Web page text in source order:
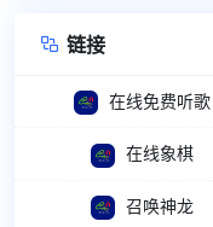
 链接
在线免费听歌
在线象棋
召唤神龙